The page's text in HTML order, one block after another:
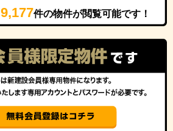
9,177件の物件が閲覧可能です！